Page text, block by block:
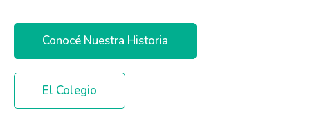
Conocé Nuestra Historia
El Colegio